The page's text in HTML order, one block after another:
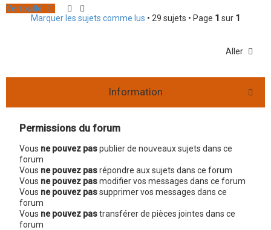
Verrouillé
Marquer les sujets comme lus • 29 sujets • Page 1 sur 1
Aller
Information
Permissions du forum
Vous ne pouvez paspublier de nouveaux sujets dans ce
forum
Vous ne pouvez pasrépondre aux sujets dans ce forum
Vous ne pouvez pasmodifier vos messages dans ce forum
Vous ne pouvez passupprimer vos messages dans ce
forum
Vous ne pouvez pastransférer de pièces jointes dans ce
forum